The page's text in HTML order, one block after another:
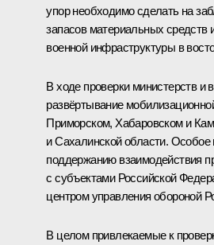
упор необходимо сделать на
запасов материальных средств
военной инфраструктуры в
В ходе проверки министерств и
развёртывание
Приморском, Хабаровском и
и Сахалинской области.
поддержанию взаимодействия
с субъектами Российской
центром управления обороной
В целом привлекаемые к